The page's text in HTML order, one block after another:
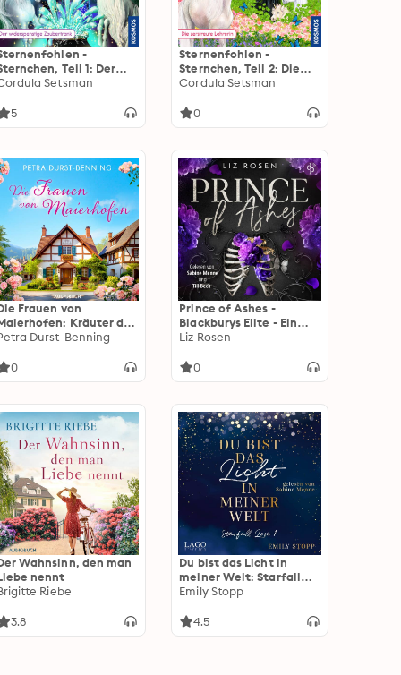
-
Teil 1: Der
Setsman
5
Sternenfohlen -
Sternchen, Teil 2: Die
zerstreute Lehrerin
Cordula Setsman
0
Frauen von
Kräuter der
Das
und
Durst-Benning
0
Prince of Ashes -
Blackburys Elite - Ein
Forbidden Love spicy
Band 2 (Ungekürzt)
Liz Rosen
0
Wahnsinn, den man
nennt
Riebe
3.8
Du bist das Licht in
meiner Welt: Starfall
Love Band 1 | Der neue
Himmel: Das Debüt von
Emily Stopp
4.5